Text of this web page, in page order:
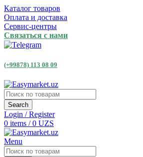
Каталог товаров
Оплата и доставка
Сервис-центры
Связаться с нами
(+99878) 113 08 09
Search
Login / Register
0 items / 0 UZS
Menu